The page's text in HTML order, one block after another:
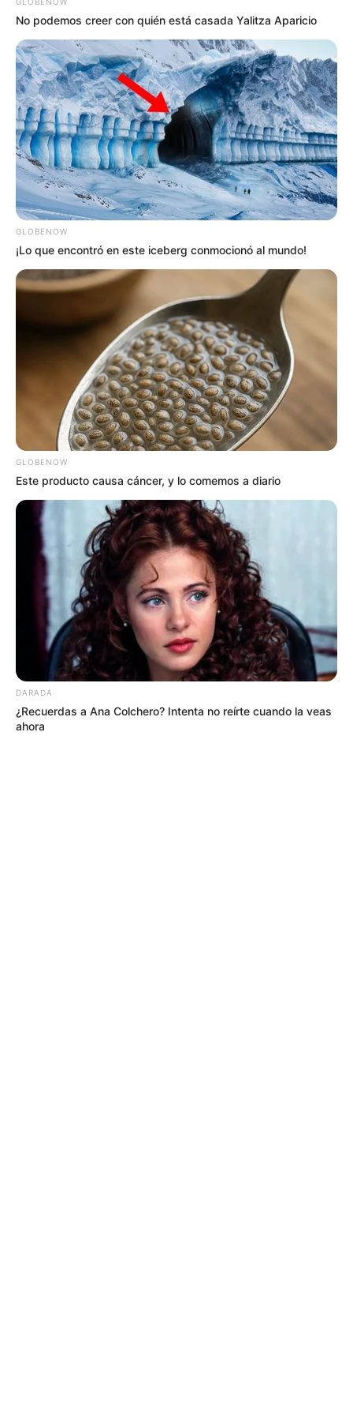
Ibarguen Cossio, ambos de 22 años de edad. Este
doble homicidio también fue resultado de una riña.
Las autoridades continúan recopilando pruebas y
testimonios para esclarecer los motivos detrás de estos
crímenes y llevar a los responsables ante la justicia.
COMPARTIR
ALERTA BOGOTÁ EN GOOGLE NEWS
TEMAS RELACIONADOS
SABANETA - ANTIOQUIA
ALLANAMIENTOS
TIROTEO
CAPTURAS
ALERTA PAISA
NOTICIAS MEDELLÍN
MANTÉNGASE EN ALERTA
Tenemos todas las noticias que le
interesan. Para estar bien informado, por
favor, active las notificaciones de Alerta.
ACTIVAR AHORA
TEMAS DESTACADOS
EMERGENCIAS POR LLUVIAS
METRO DE MEDELLÍN
ELECCIONES PRESIDENCIALES
MARINILLA - ANTIOQUIA
EPM
YONDÓ - ANTIOQUIA
RIONEGRO
No podemos creer con quién está casada Yalitza Aparicio
GLOBENOW
¡Lo que encontró en este iceberg conmocionó al mundo!
GLOBENOW
Este producto causa cáncer, y lo comemos a diario
DARADA
¿Recuerdas a Ana Colchero? Intenta no reírte cuando la veas
ahora